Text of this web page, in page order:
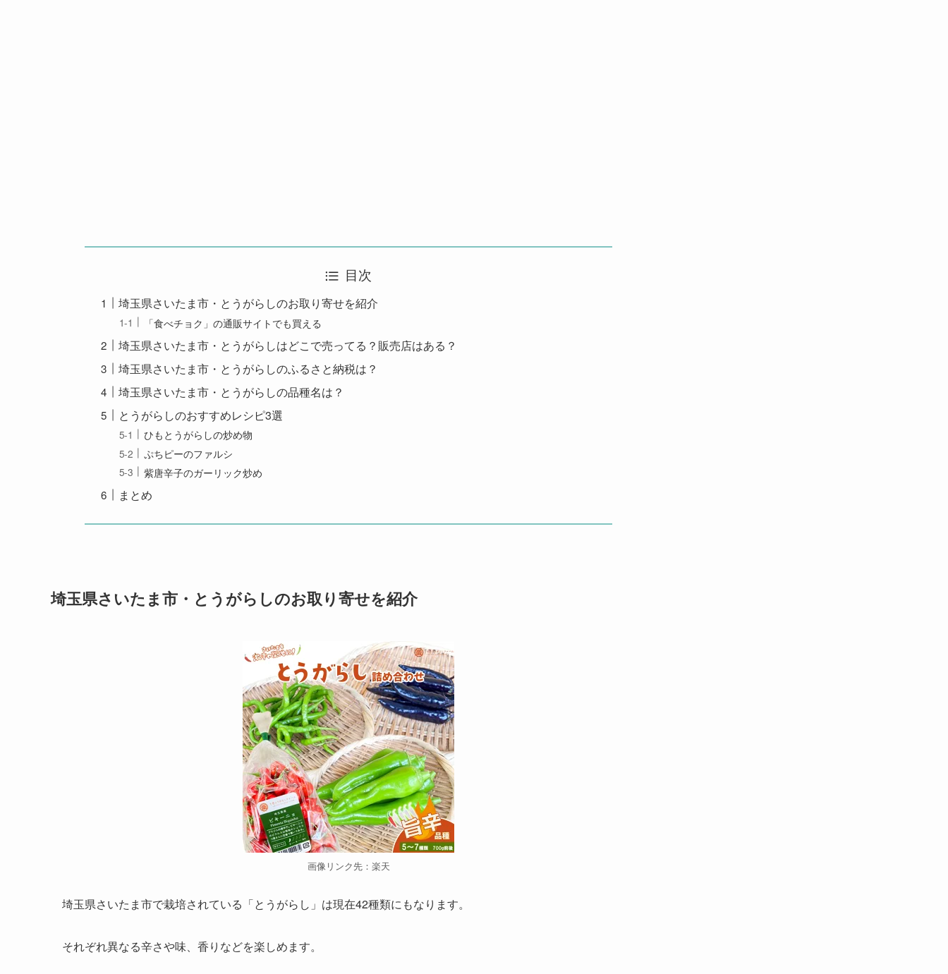
目次
埼玉県さいたま市・とうがらしのお取り寄せを紹介
「食べチョク」の通販サイトでも買える
埼玉県さいたま市・とうがらしはどこで売ってる？販売店はある？
埼玉県さいたま市・とうがらしのふるさと納税は？
埼玉県さいたま市・とうがらしの品種名は？
とうがらしのおすすめレシピ3選
ひもとうがらしの炒め物
ぷちピーのファルシ
紫唐辛子のガーリック炒め
まとめ
埼玉県さいたま市・とうがらしのお取り寄せを紹介
画像リンク先：楽天
埼玉県さいたま市で栽培されている「とうがらし」は現在42種類にもなります。
それぞれ異なる辛さや味、香りなどを楽しめます。